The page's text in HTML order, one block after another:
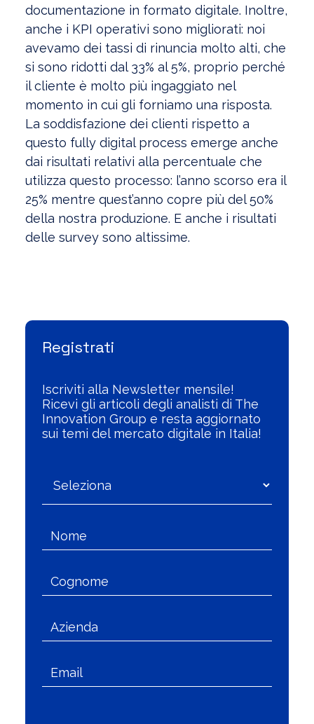
documentazione in formato digitale. Inoltre,
anche i KPI operativi sono migliorati: noi
avevamo dei tassi di rinuncia molto alti, che
si sono ridotti dal 33% al 5%, proprio perché
il cliente è molto più ingaggiato nel
momento in cui gli forniamo una risposta.
La soddisfazione dei clienti rispetto a
questo fully digital process emerge anche
dai risultati relativi alla percentuale che
utilizza questo processo: l’anno scorso era il
25% mentre quest’anno copre più del 50%
della nostra produzione. E anche i risultati
delle survey sono altissime.
Registrati
Iscriviti alla Newsletter mensile!
Ricevi gli articoli degli analisti di The
Innovation Group e resta aggiornato
sui temi del mercato digitale in Italia!